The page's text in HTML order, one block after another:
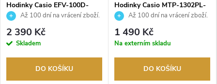
Hodinky Casio EFV-100D-
2BVUEFAž 100 dní na vrácení zboží.
Autorizovaný prodejce.
2 390 Kč
Skladem
DO KOŠÍKU
Hodinky Casio MTP-1302PL-
7BVEFAž 100 dní na vrácení zboží.
Autorizovaný prodejce.
1 490 Kč
Na externím skladu
DO KOŠÍKU